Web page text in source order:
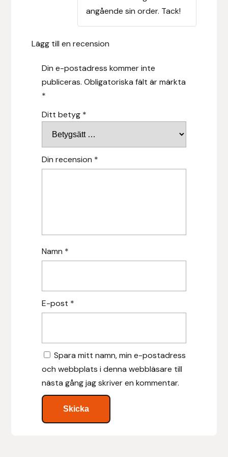
angående sin order. Tack!
Lägg till en recension
Din e-postadress kommer inte
publiceras. Obligatoriska fält är märkta
*
Ditt betyg *
Din recension *
Namn *
E-post *
Spara mitt namn, min e-postadress
och webbplats i denna webbläsare till
nästa gång jag skriver en kommentar.
Mias Ridsport
Mountain Horse
Nammi Godis
Natur & Kultur bokförlag